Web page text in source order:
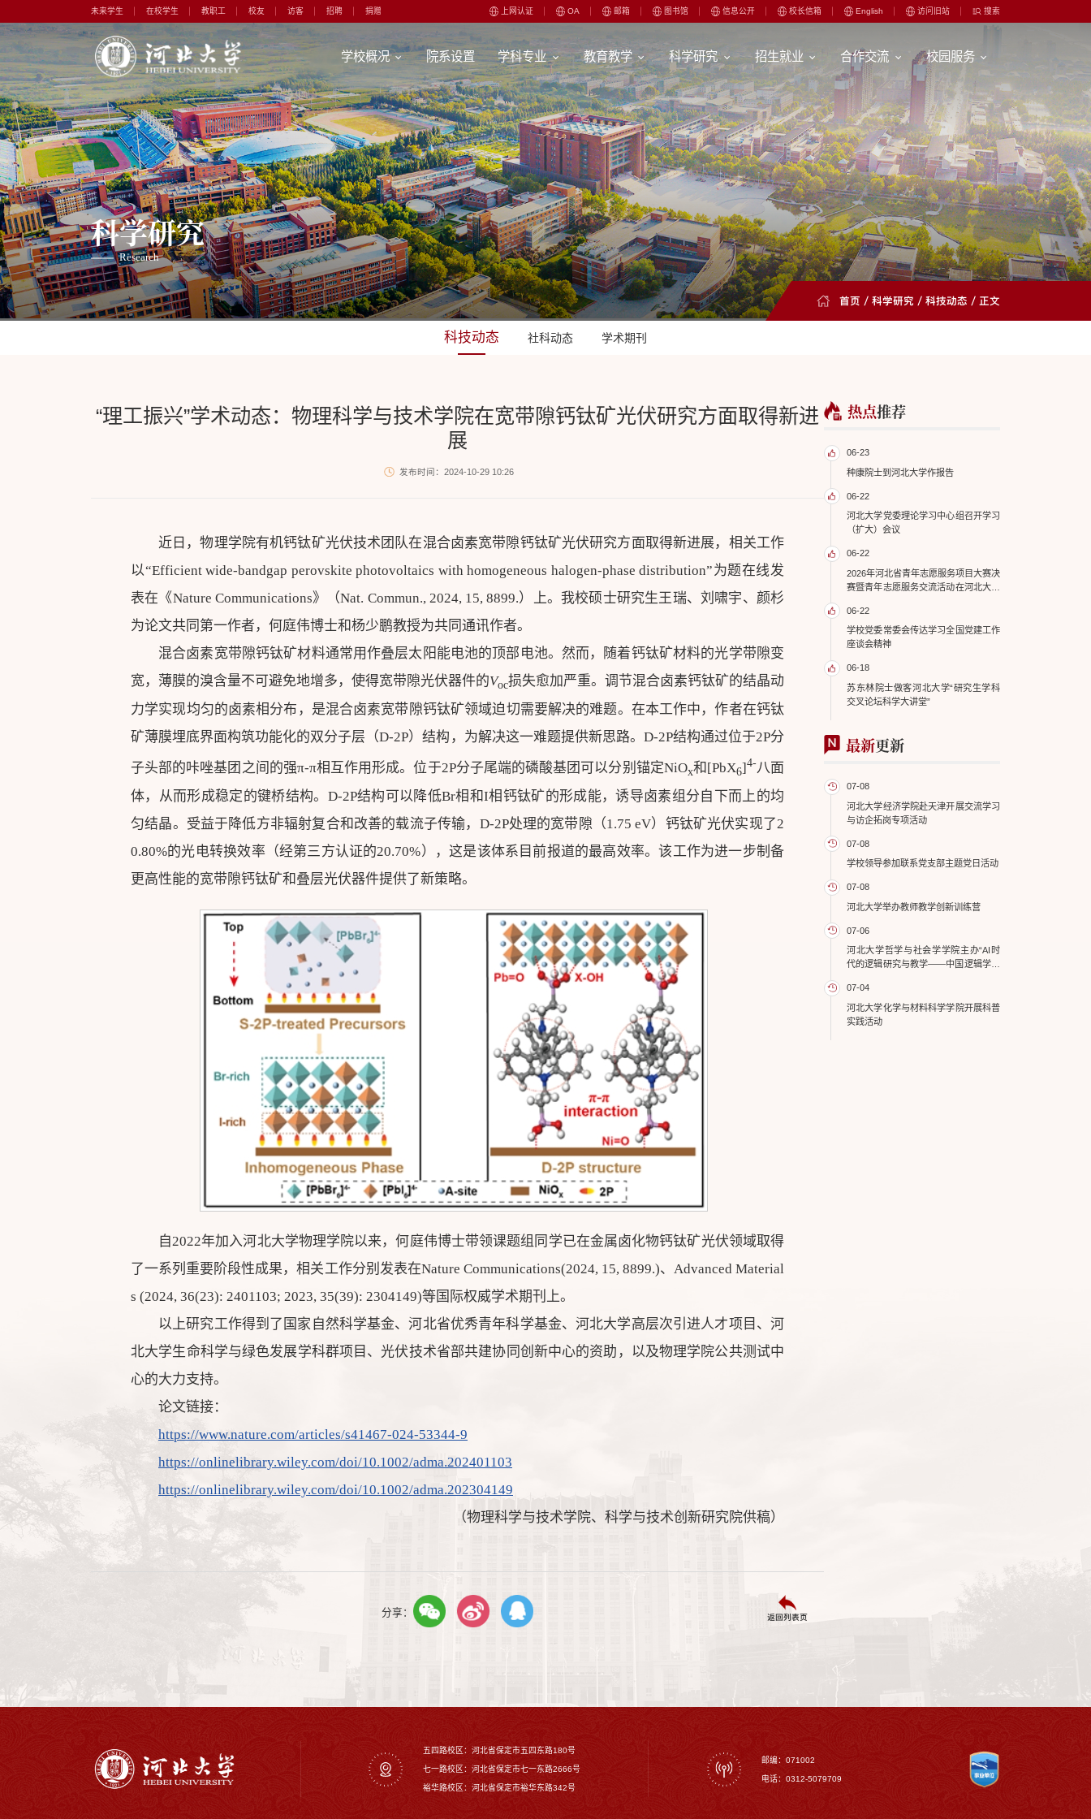
未来学生 在校学生 教职工 校友 访客 招聘 捐赠 上网认证 OA 邮箱 图书馆 信息公开 校长信箱 English 访问旧站 搜索
学校概况 院系设置 学科专业 教育教学 科学研究 招生就业 合作交流 校园服务
科学研究
Research
首页 / 科学研究 / 科技动态 / 正文
科技动态 社科动态 学术期刊
“理工振兴”学术动态：物理科学与技术学院在宽带隙钙钛矿光伏研究方面取得新进
展
发布时间：2024-10-29 10:26
近日，物理学院有机钙钛矿光伏技术团队在混合卤素宽带隙钙钛矿光伏研究方面取得新进展，相关工作
以“Efficient wide-bandgap perovskite photovoltaics with homogeneous halogen-phase distribution”为题在线发
表在《Nature Communications》（Nat. Commun., 2024, 15, 8899.）上。我校硕士研究生王瑞、刘啸宇、颜杉
为论文共同第一作者，何庭伟博士和杨少鹏教授为共同通讯作者。
混合卤素宽带隙钙钛矿材料通常用作叠层太阳能电池的顶部电池。然而，随着钙钛矿材料的光学带隙变
宽，薄膜的溴含量不可避免地增多，使得宽带隙光伏器件的Voc损失愈加严重。调节混合卤素钙钛矿的结晶动
力学实现均匀的卤素相分布，是混合卤素宽带隙钙钛矿领域迫切需要解决的难题。在本工作中，作者在钙钛
矿薄膜埋底界面构筑功能化的双分子层（D-2P）结构，为解决这一难题提供新思路。D-2P结构通过位于2P分
子头部的咔唑基团之间的强π-π相互作用形成。位于2P分子尾端的磷酸基团可以分别锚定NiOx和[PbX6]4-八面
体，从而形成稳定的键桥结构。D-2P结构可以降低Br相和I相钙钛矿的形成能，诱导卤素组分自下而上的均
匀结晶。受益于降低方非辐射复合和改善的载流子传输，D-2P处理的宽带隙（1.75 eV）钙钛矿光伏实现了2
0.80%的光电转换效率（经第三方认证的20.70%），这是该体系目前报道的最高效率。该工作为进一步制备
更高性能的宽带隙钙钛矿和叠层光伏器件提供了新策略。
自2022年加入河北大学物理学院以来，何庭伟博士带领课题组同学已在金属卤化物钙钛矿光伏领域取得
了一系列重要阶段性成果，相关工作分别发表在Nature Communications(2024, 15, 8899.)、Advanced Material
s (2024, 36(23): 2401103; 2023, 35(39): 2304149)等国际权威学术期刊上。
以上研究工作得到了国家自然科学基金、河北省优秀青年科学基金、河北大学高层次引进人才项目、河
北大学生命科学与绿色发展学科群项目、光伏技术省部共建协同创新中心的资助，以及物理学院公共测试中
心的大力支持。
论文链接：
https://www.nature.com/articles/s41467-024-53344-9
https://onlinelibrary.wiley.com/doi/10.1002/adma.202401103
https://onlinelibrary.wiley.com/doi/10.1002/adma.202304149
（物理科学与技术学院、科学与技术创新研究院供稿）
分享： 返回列表页
热点推荐
06-23
种康院士到河北大学作报告
06-22
河北大学党委理论学习中心组召开学习
（扩大）会议
06-22
2026年河北省青年志愿服务项目大赛决
赛暨青年志愿服务交流活动在河北大学
06-22
学校党委常委会传达学习全国党建工作
座谈会精神
06-18
苏东林院士做客河北大学“研究生学科
交叉论坛科学大讲堂”
最新更新
07-08
河北大学经济学院赴天津开展交流学习
与访企拓岗专项活动
07-08
学校领导参加联系党支部主题党日活动
07-08
河北大学举办教师教学创新训练营
07-06
河北大学哲学与社会学学院主办“AI时
代的逻辑研究与教学——中国逻辑学会
07-04
河北大学化学与材料科学学院开展科普
实践活动
五四路校区：河北省保定市五四东路180号
七一路校区：‌河北省保定市七一东路2666号
裕华路校区‌：河北省保定市裕华东路342号
邮编：071002
电话：0312-5079709